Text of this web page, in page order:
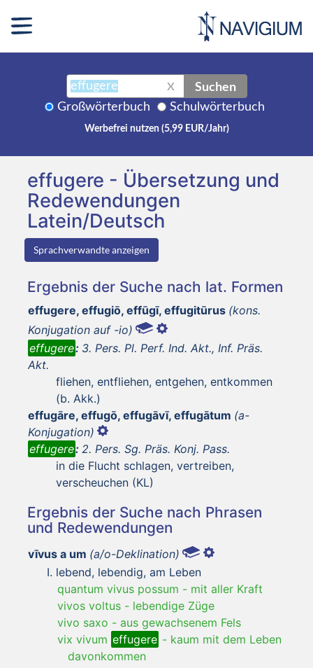
X Suchen
Großwörterbuch Schulwörterbuch
Werbefrei nutzen (5,99 EUR/Jahr)
effugere - Übersetzung und
Redewendungen
Latein/Deutsch
Sprachverwandte anzeigen
Ergebnis der Suche nach lat. Formen
effugere, effugiō, effūgī, effugitūrus (kons.
Konjugation auf -io)
effugere: 3. Pers. Pl. Perf. Ind. Akt., Inf. Präs.
Akt.
fliehen, entfliehen, entgehen, entkommen
(b. Akk.)
effugāre, effugō, effugāvī, effugātum (a-
Konjugation)
effugere: 2. Pers. Sg. Präs. Konj. Pass.
in die Flucht schlagen, vertreiben,
verscheuchen (KL)
Ergebnis der Suche nach Phrasen
und Redewendungen
vīvus a um (a/o-Deklination)
lebend, lebendig, am Leben
quantum vivus possum - mit aller Kraft
vivos voltus - lebendige Züge
vivo saxo - aus gewachsenem Fels
vix vivum effugere - kaum mit dem Leben
davonkommen